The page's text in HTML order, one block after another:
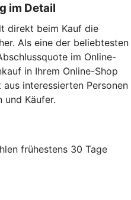
im Detail
direkt beim Kauf die
Als eine der beliebtesten
im Online-
in Ihrem Online-Shop
interessierten Personen
und Käufer.
frühestens 30 Tage